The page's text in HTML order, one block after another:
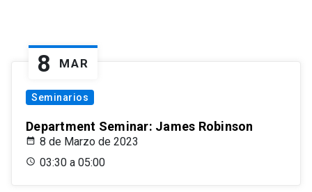
8 MAR
Seminarios
Department Seminar: James Robinson
8 de Marzo de 2023
03:30 a 05:00